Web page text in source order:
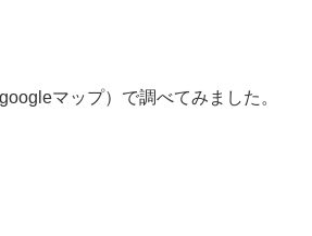
マップ）で調べてみました。